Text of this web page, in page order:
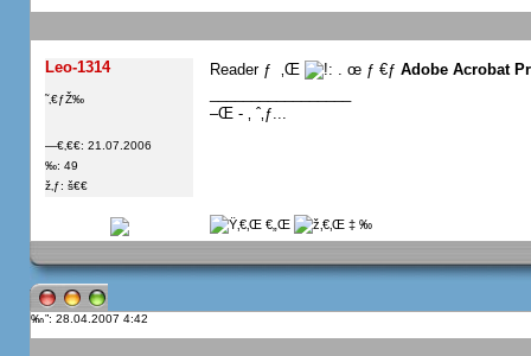
Leo-1314
˜‚€ƒŽ‰
—€‚€€: 21.07.2006
‰: 49
ž‚ƒ: š€€
Reader ƒ  ‚Œ . œ ƒ €ƒ Adobe Acrobat
–Œ - ‚ ˆ‚ƒ...
”: 28.04.2007 4:42